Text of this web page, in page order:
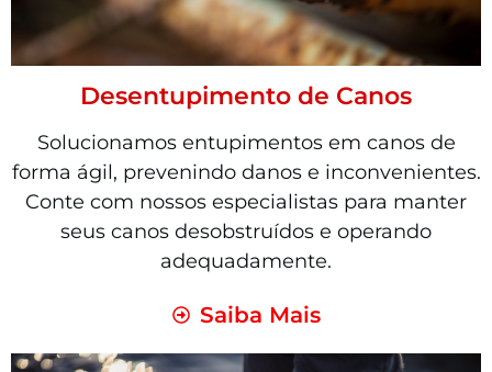
Desentupimento de Canos
Solucionamos entupimentos em canos de
forma ágil, prevenindo danos e inconvenientes.
Conte com nossos especialistas para manter
seus canos desobstruídos e operando
adequadamente.
Saiba Mais